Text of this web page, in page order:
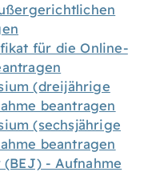
für die Online-
(dreijährige
beantragen
(sechsjährige
beantragen
- Aufnahme